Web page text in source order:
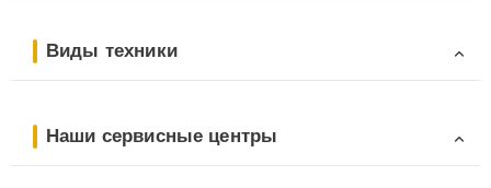
Виды техники
Наши сервисные центры